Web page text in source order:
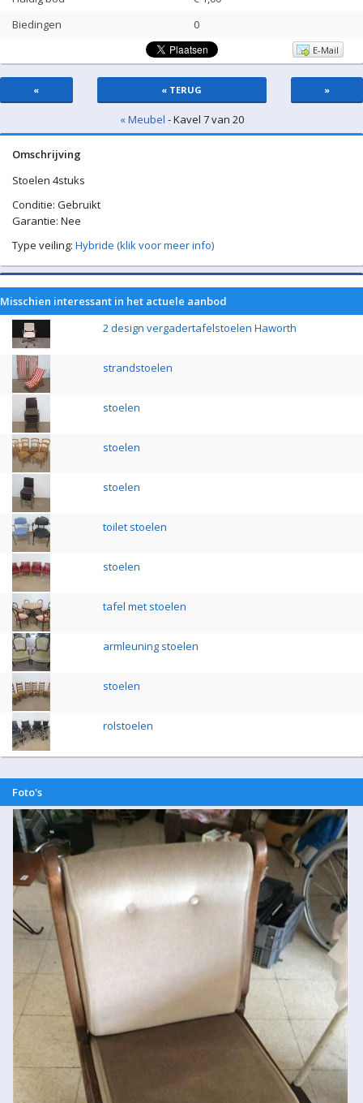
Biedingen
0
E-Mail
« « TERUG »
« Meubel - Kavel 7 van 20
Omschrijving
Stoelen 4stuks
Conditie: Gebruikt
Garantie: Nee
Type veiling: Hybride (klik voor meer info)
Misschien interessant in het actuele aanbod
2 design vergadertafelstoelen Haworth
strandstoelen
stoelen
stoelen
stoelen
toilet stoelen
stoelen
tafel met stoelen
armleuning stoelen
stoelen
rolstoelen
Foto's